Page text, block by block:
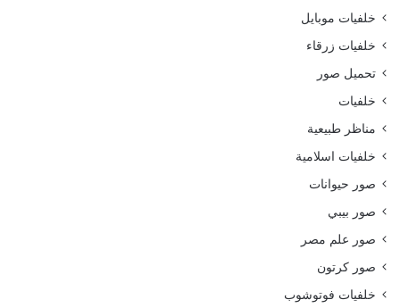
خلفيات موبايل
خلفيات زرقاء
تحميل صور
خلفيات
مناظر طبيعية
خلفيات اسلامية
صور حيوانات
صور بيبي
صور علم مصر
صور كرتون
خلفيات فوتوشوب